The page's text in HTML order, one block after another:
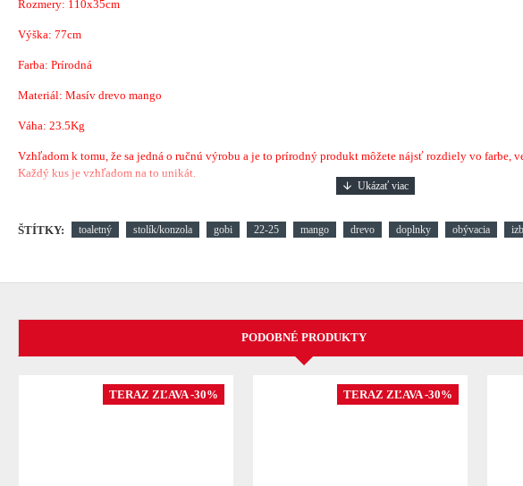
Rozmery: 110x35cm
Výška: 77cm
Farba: Prírodná
Materiál: Masív drevo mango
Váha: 23.5Kg
Vzhľadom k tomu, že sa jedná o ručnú výrobu a je to prírodný produkt môžete nájsť rozdiely vo farbe,
Každý kus je vzhľadom na to unikát.
ŠTÍTKY: toaletný stolík/konzola gobi 22-25 mango drevo doplnky obývacia
PODOBNÉ PRODUKTY
TERAZ ZĽAVA -30% TERAZ ZĽAVA -30%